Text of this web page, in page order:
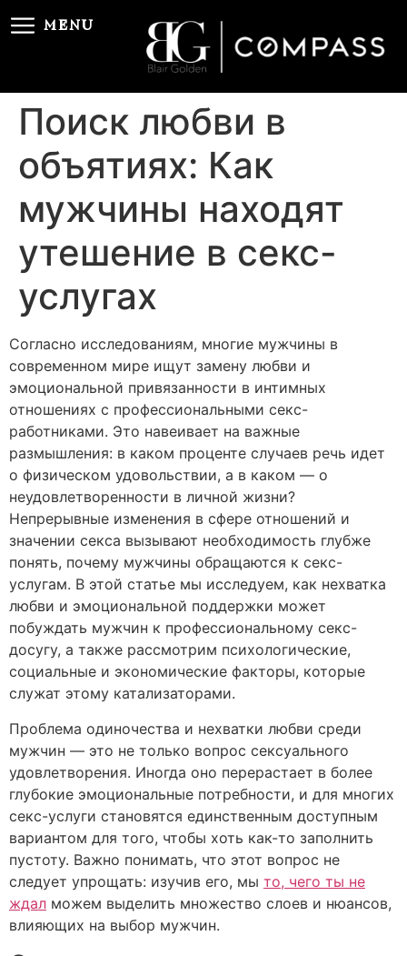
MENU
Поиск любви в
объятиях: Как
мужчины находят
утешение в секс-
услугах
Согласно исследованиям, многие мужчины в
современном мире ищут замену любви и
эмоциональной привязанности в интимных
отношениях с профессиональными секс-
работниками. Это навеивает на важные
размышления: в каком проценте случаев речь идет
о физическом удовольствии, а в каком — о
неудовлетворенности в личной жизни?
Непрерывные изменения в сфере отношений и
значении секса вызывают необходимость глубже
понять, почему мужчины обращаются к секс-
услугам. В этой статье мы исследуем, как нехватка
любви и эмоциональной поддержки может
побуждать мужчин к профессиональному секс-
досугу, а также рассмотрим психологические,
социальные и экономические факторы, которые
служат этому катализаторами.
Проблема одиночества и нехватки любви среди
мужчин — это не только вопрос сексуального
удовлетворения. Иногда оно перерастает в более
глубокие эмоциональные потребности, и для многих
секс-услуги становятся единственным доступным
вариантом для того, чтобы хоть как-то заполнить
пустоту. Важно понимать, что этот вопрос не
следует упрощать: изучив его, мы то, чего ты не
ждал можем выделить множество слоев и нюансов,
влияющих на выбор мужчин.